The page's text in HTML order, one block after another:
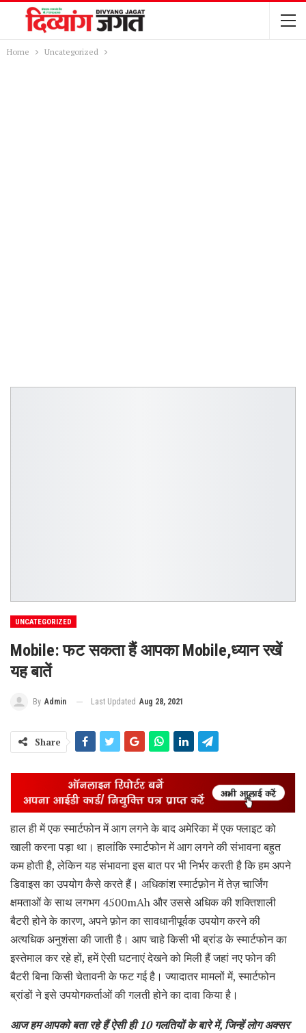
Home Uncategorized
UNCATEGORIZED
Mobile: फट सकता हैं आपका Mobile,ध्यान रखें
यह बातें
By Admin Last Updated Aug 28, 2021
Share
हाल ही में एक स्मार्टफोन में आग लगने के बाद अमेरिका में एक फ्लाइट को
खाली करना पड़ा था। हालांकि स्मार्टफोन में आग लगने की संभावना बहुत
कम होती है, लेकिन यह संभावना इस बात पर भी निर्भर करती है कि हम अपने
डिवाइस का उपयोग कैसे करते हैं। अधिकांश स्मार्टफ़ोन में तेज़ चार्जिंग
क्षमताओं के साथ लगभग 4500mAh और उससे अधिक की शक्तिशाली
बैटरी होने के कारण, अपने फ़ोन का सावधानीपूर्वक उपयोग करने की
अत्यधिक अनुशंसा की जाती है। आप चाहे किसी भी ब्रांड के स्मार्टफोन का
इस्तेमाल कर रहे हों, हमें ऐसी घटनाएं देखने को मिली हैं जहां नए फोन की
बैटरी बिना किसी चेतावनी के फट गई है। ज्यादातर मामलों में, स्मार्टफोन
ब्रांडों ने इसे उपयोगकर्ताओं की गलती होने का दावा किया है।
आज हम आपको बता रहे हैं ऐसी ही 10 गलतियों के बारे में, जिन्हें लोग अक्सर